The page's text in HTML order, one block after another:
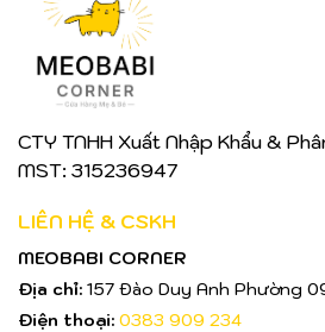
CTY TNHH Xuất Nhập Khẩu &
MST: 315236947
LIÊN HỆ & CSKH
MEOBABI CORNER
Địa chỉ: 157 Đào Duy Anh Phường
Điện thoại: 0383 909 234